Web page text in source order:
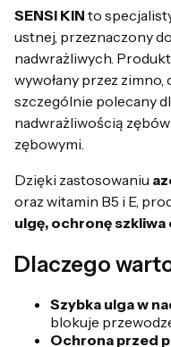
SENSI KIN to
ustnej, przeznaczony
nadwrażliwych.
wywołany przez zimno,
szczególnie polecany
nadwrażliwością
zębowymi.
Dzięki zastosowaniu
oraz witamin B5 i E,
ulgę, ochronę szkliwa
Dlaczego
Szybka ulga w
blokuje
Ochrona przed